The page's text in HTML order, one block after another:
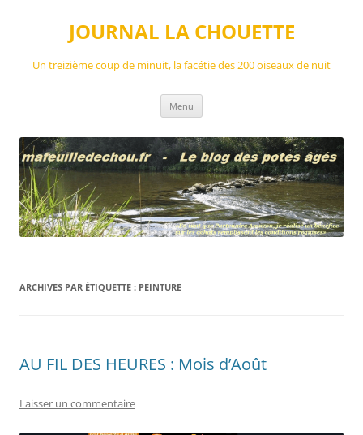
JOURNAL LA CHOUETTE
Un treizième coup de minuit, la facétie des 200 oiseaux de nuit
Menu
ARCHIVES PAR ÉTIQUETTE : PEINTURE
AU FIL DES HEURES : Mois d’Août
Laisser un commentaire